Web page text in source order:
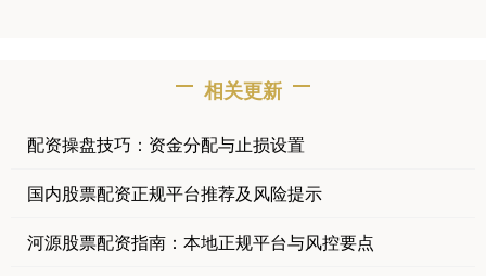
相关更新
配资操盘技巧：资金分配与止损设置
国内股票配资正规平台推荐及风险提示
河源股票配资指南：本地正规平台与风控要点